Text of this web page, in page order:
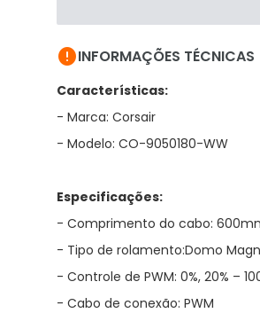
INFORMAÇÕES TÉCNICAS
Características:
- Marca: Corsair
- Modelo: CO-9050180-WW
Especificações:
- Comprimento do cabo:
- Tipo de rolamento:Domo
- Controle de PWM: 0%, 20% –
- Cabo de conexão: PWM